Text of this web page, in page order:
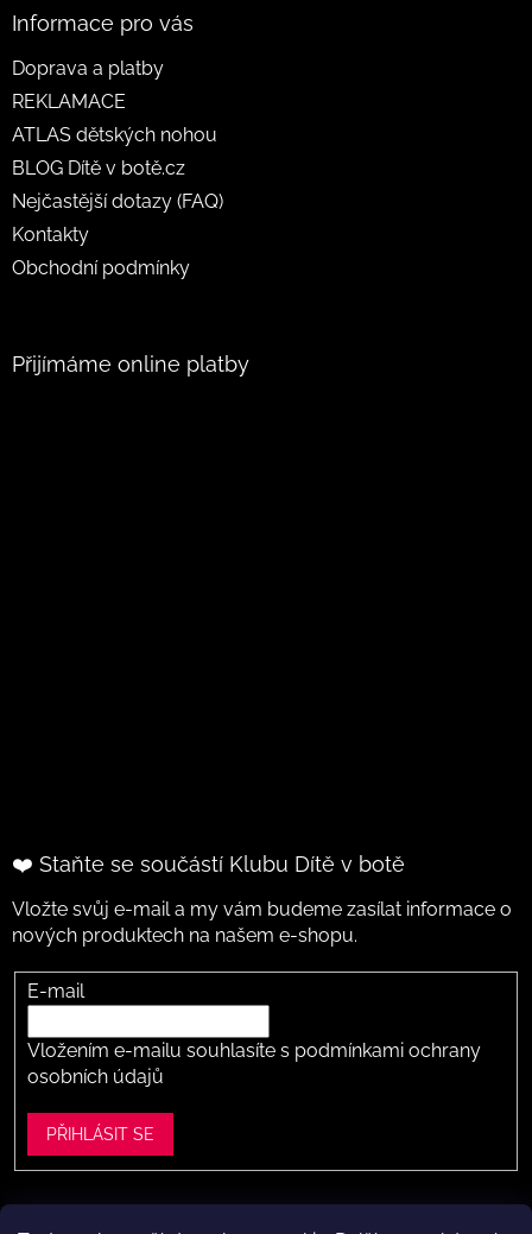
Informace pro vás
Doprava a platby
REKLAMACE
ATLAS dětských nohou
BLOG Dítě v botě.cz
Nejčastější dotazy (FAQ)
Kontakty
Obchodní podmínky
Přijímáme online platby
❤️ Staňte se součástí Klubu Dítě v botě
Vložte svůj e-mail a my vám budeme zasílat informace o
nových produktech na našem e-shopu.
E-mail
Vložením e-mailu souhlasíte s podmínkami ochrany
osobních údajů
PŘIHLÁSIT SE